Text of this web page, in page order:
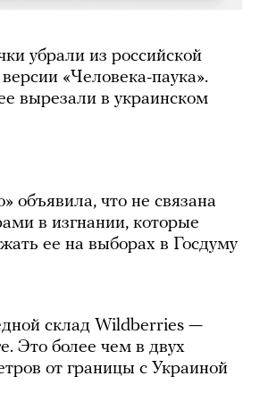
убрали из российской
«Человека-паука».
вырезали в украинском
объявила, что не связана
в изгнании, которые
ее на выборах в Госдуму
склад Wildberries —
Это более чем в двух
от границы с Украиной